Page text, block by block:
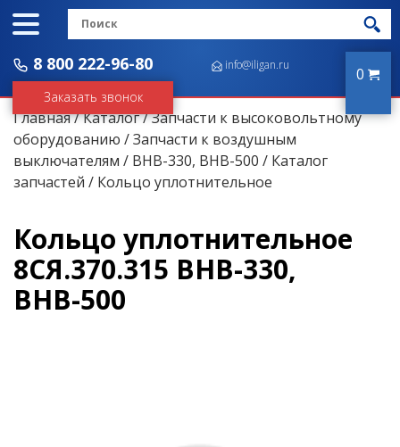
8 800 222-96-80
Заказать звонок
info@iligan.ru 0
Главная/Каталог/Запчасти к высоковольтному
оборудованию /Запчасти к воздушным
выключателям / ВНВ-330, ВНВ-500 / Каталог
запчастей / Кольцо уплотнительное
Кольцо уплотнительное
8СЯ.370.315 ВНВ-330,
ВНВ-500